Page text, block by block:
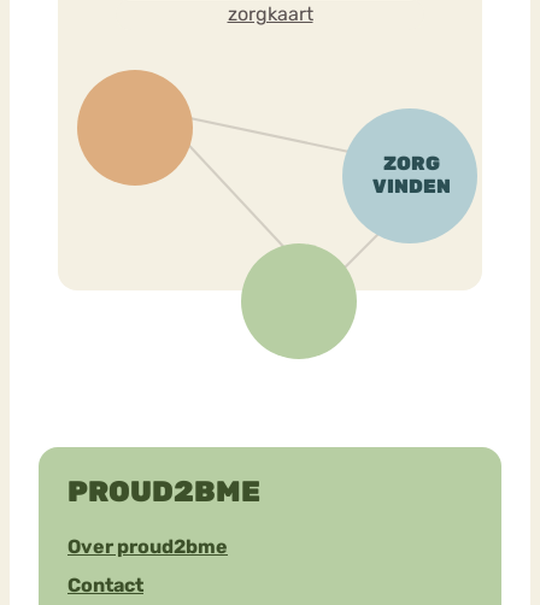
zorgkaart
PROUD2BME
Over proud2bme
Contact